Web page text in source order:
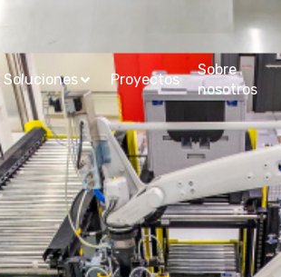
Soluciones Proyectos
Sobre
nosotros